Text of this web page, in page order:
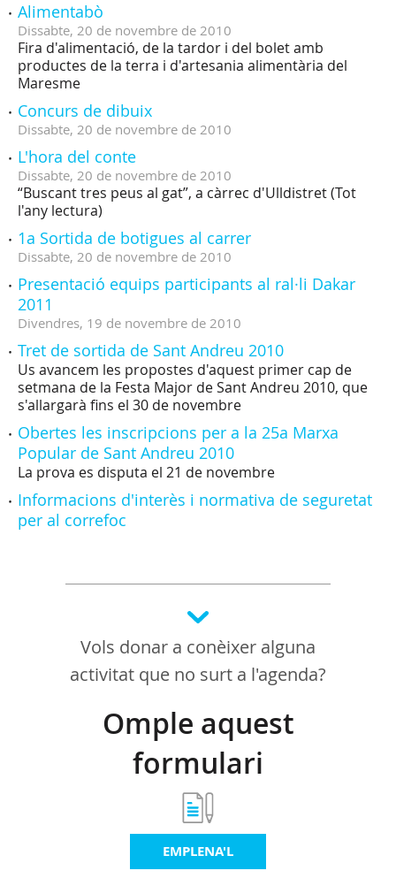
Alimentabò
Dissabte, 20 de novembre de 2010
Fira d'alimentació, de la tardor i del bolet amb
productes de la terra i d'artesania alimentària del
Maresme
Concurs de dibuix
Dissabte, 20 de novembre de 2010
L'hora del conte
Dissabte, 20 de novembre de 2010
“Buscant tres peus al gat”, a càrrec d'Ulldistret (Tot
l'any lectura)
1a Sortida de botigues al carrer
Dissabte, 20 de novembre de 2010
Presentació equips participants al ral·li Dakar
2011
Divendres, 19 de novembre de 2010
Tret de sortida de Sant Andreu 2010
Us avancem les propostes d'aquest primer cap de
setmana de la Festa Major de Sant Andreu 2010, que
s'allargarà fins el 30 de novembre
Obertes les inscripcions per a la 25a Marxa
Popular de Sant Andreu 2010
La prova es disputa el 21 de novembre
Informacions d'interès i normativa de seguretat
per al correfoc
Vols donar a conèixer alguna
activitat que no surt a l'agenda?
Omple aquest
formulari
EMPLENA'L